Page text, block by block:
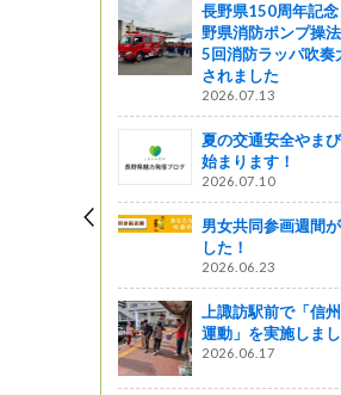
長野県150周年記
野県消防ポンプ操
5回消防ラッパ吹奏
されました
2026.07.13
夏の交通安全やま
始まります！
2026.07.10
男女共同参画週間
した！
2026.06.23
上諏訪駅前で「信
運動」を実施しまし
2026.06.17